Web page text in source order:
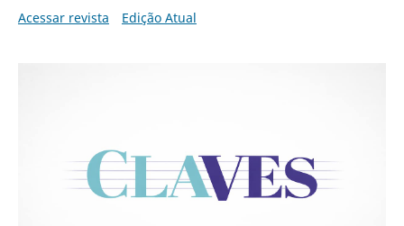
Acessar revista
Edição Atual